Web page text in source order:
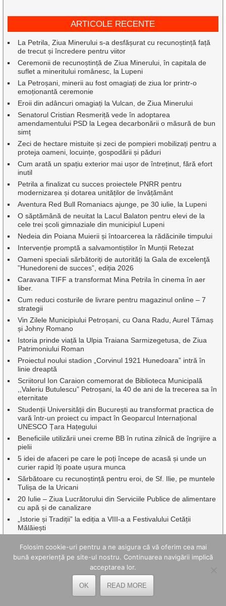
ARTICOLE RECENTE
La Petrila, Ziua Minerului s-a desfășurat cu recunoștință față
de trecut și încredere pentru viitor
Ceremonii de recunoștință de Ziua Minerului, în capitala de
suflet a mineritului românesc, la Lupeni
La Petroșani, minerii au fost omagiați de ziua lor printr-o
emoționantă ceremonie
Eroii din adâncuri omagiați la Vulcan, de Ziua Minerului
Senatorul Cristian Resmeriță vede în adoptarea
amendamentului PSD la Legea decarbonării o măsură de bun
simț
Zeci de hectare mistuite și zeci de pompieri mobilizați pentru a
proteja oameni, locuințe, gospodării și păduri
Cum arată un spațiu exterior mai ușor de întreținut, fără efort
inutil
Petrila a finalizat cu succes proiectele PNRR pentru
modernizarea și dotarea unităților de învățământ
Aventura Red Bull Romaniacs ajunge, pe 30 iulie, la Lupeni
O săptămână de neuitat la Lacul Balaton pentru elevi de la
cele trei școli gimnaziale din municipiul Lupeni
Nedeia din Poiana Muierii și întoarcerea la rădăcinile timpului
Intervenție promptă a salvamontiștilor în Munții Retezat
Oameni speciali sărbătoriți de autorități la Gala de excelenţă
”Hunedoreni de succes”, ediția 2026
Caravana TIFF a transformat Mina Petrila în cinema în aer
liber.
Cum reduci costurile de livrare pentru magazinul online – 7
strategii
Vin Zilele Municipiului Petroșani, cu Oana Radu, Aurel Tămaș
și Johny Romano
Istoria prinde viață la Ulpia Traiana Sarmizegetusa, de Ziua
Patrimoniului Roman
Proiectul noului stadion „Corvinul 1921 Hunedoara” intră în
linie dreaptă
Scriitorul Ion Caraion comemorat de Biblioteca Municipală
,,Valeriu Butulescu” Petroșani, la 40 de ani de la trecerea sa în
eternitate
Studenții Universității din București au transformat practica de
vară într-un proiect cu impact în Geoparcul Internațional
UNESCO Țara Hațegului
Beneficiile utilizării unei creme BB în rutina zilnică de îngrijire a
pielii
5 idei de afaceri pe care le poți începe de acasă și unde un
curier rapid îți poate ușura munca
Sărbătoare cu recunoștință pentru eroi, de Sf. Ilie, pe muntele
Tulișa de la Uricani
20 Iulie – Ziua Lucrătorului din Serviciile Publice de alimentare
cu apă și de canalizare
„Istorie și Tradiții” la ediția a VIII-a a Festivalului Cetății
Mălăiești
Zece bursieri ai Academiei Române în tabăra de vară din Țara
Hațegului
Green Line Valea Jiului: Toleranță zero față de amenințări,
Folosim cookie-uri pentru a ne asigura că vă oferim cea mai
bună experiență pe site-ul nostru. Continuarea navigării implică
acceptarea lor.
OK READ MORE